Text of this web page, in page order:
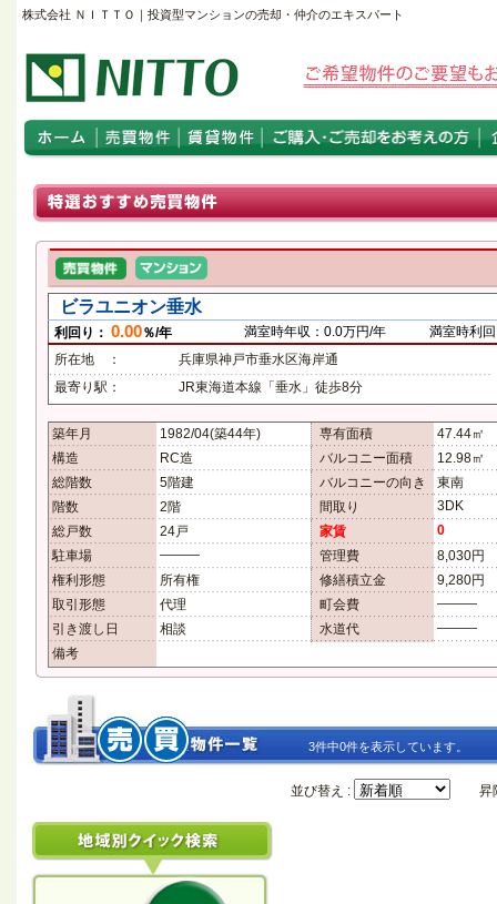
株式会社 ＮＩＴＴＯ｜投資型マンションの売却・仲介のエキスパート
ビラユニオン垂水
利回り： 0.00％/年 満室時年収：0.0万円/年
満室時利
所在地 ：
兵庫県神戸市垂水区海岸通
最寄り駅：
JR東海道本線「垂水」徒歩8分
築年月 1982/04(築44年) 専有面積
47.44㎡
構造
RC造 バルコニー面積
12.98㎡
総階数
5階建 バルコニーの向き
東南
階数
2階 間取り
3DK
総戸数
24戸 家賃
0
駐車場
――― 管理費
8,030円
権利形態
所有権 修繕積立金
9,280円
取引形態
代理 町会費
―――
引き渡し日
相談 水道代
―――
備考
3件中0件を表示しています。
並び替え : 昇